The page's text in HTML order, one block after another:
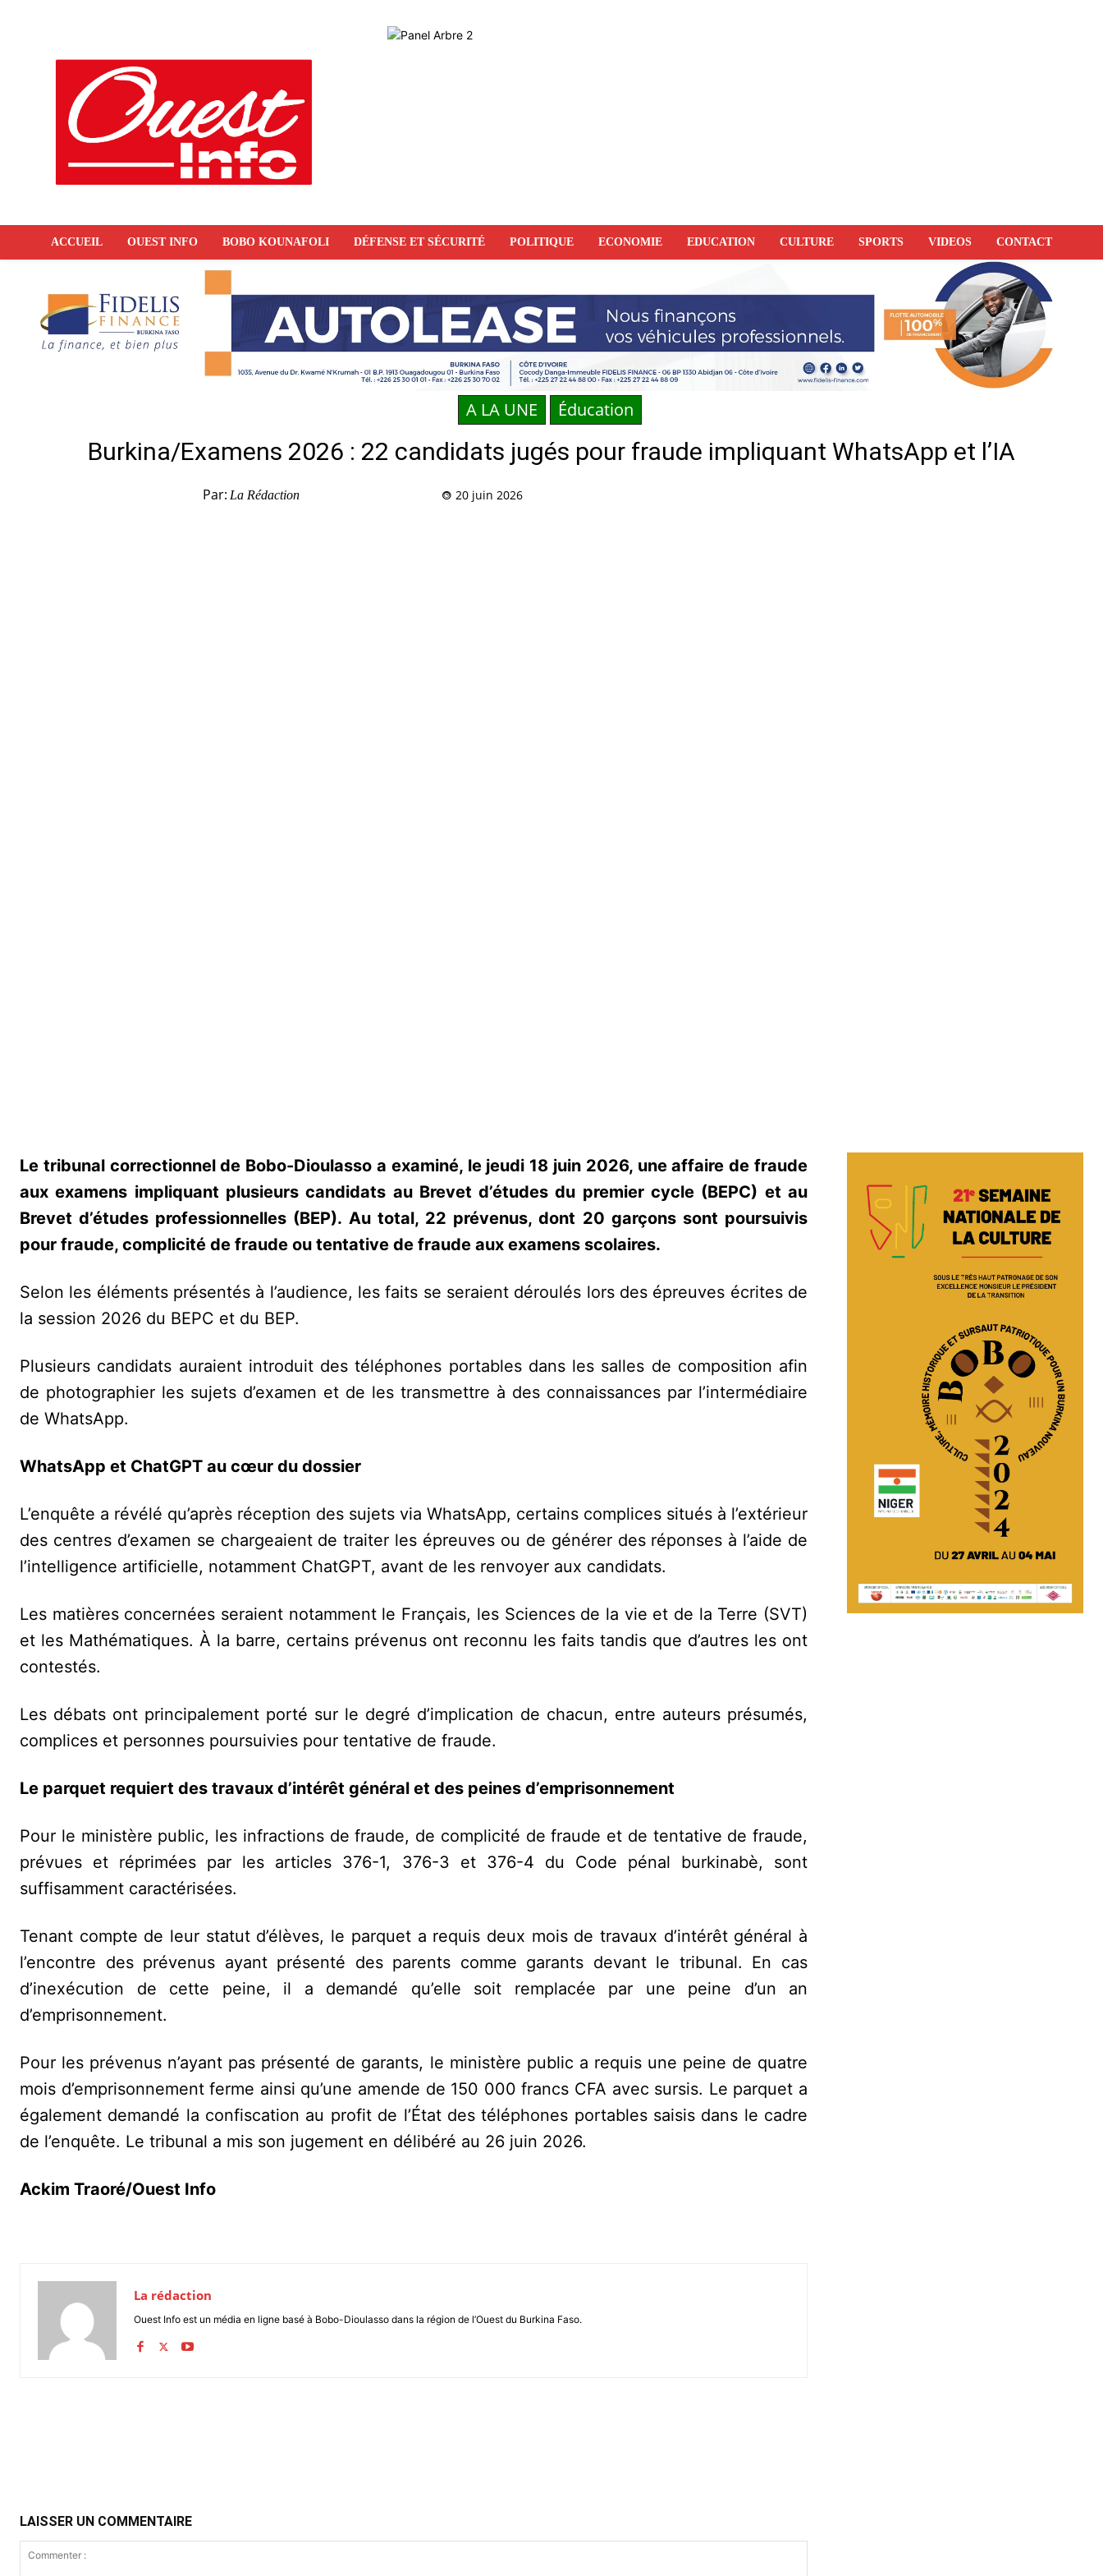
ACCUEIL OUEST INFO BOBO KOUNAFOLI DÉFENSE ET SÉCURITÉ POLITIQUE ECONOMIE EDUCATION CULTURE SPORTS VIDEOS CONTACT
A LA UNE Éducation
Burkina/Examens 2026 : 22 candidats jugés pour fraude impliquant WhatsApp et l’IA
Par: La Rédaction 20 juin 2026
Le tribunal correctionnel de Bobo-Dioulasso a examiné, le jeudi 18 juin 2026, une affaire de fraude
aux examens impliquant plusieurs candidats au Brevet d’études du premier cycle (BEPC) et au
Brevet d’études professionnelles (BEP). Au total, 22 prévenus, dont 20 garçons sont poursuivis
pour fraude, complicité de fraude ou tentative de fraude aux examens scolaires.
Selon les éléments présentés à l’audience, les faits se seraient déroulés lors des épreuves écrites de
la session 2026 du BEPC et du BEP.
Plusieurs candidats auraient introduit des téléphones portables dans les salles de composition afin
de photographier les sujets d’examen et de les transmettre à des connaissances par l’intermédiaire
de WhatsApp.
WhatsApp et ChatGPT au cœur du dossier
L’enquête a révélé qu’après réception des sujets via WhatsApp, certains complices situés à l’extérieur
des centres d’examen se chargeaient de traiter les épreuves ou de générer des réponses à l’aide de
l’intelligence artificielle, notamment ChatGPT, avant de les renvoyer aux candidats.
Les matières concernées seraient notamment le Français, les Sciences de la vie et de la Terre (SVT)
et les Mathématiques. À la barre, certains prévenus ont reconnu les faits tandis que d’autres les ont
contestés.
Les débats ont principalement porté sur le degré d’implication de chacun, entre auteurs présumés,
complices et personnes poursuivies pour tentative de fraude.
Le parquet requiert des travaux d’intérêt général et des peines d’emprisonnement
Pour le ministère public, les infractions de fraude, de complicité de fraude et de tentative de fraude,
prévues et réprimées par les articles 376-1, 376-3 et 376-4 du Code pénal burkinabè, sont
suffisamment caractérisées.
Tenant compte de leur statut d’élèves, le parquet a requis deux mois de travaux d’intérêt général à
l’encontre des prévenus ayant présenté des parents comme garants devant le tribunal. En cas
d’inexécution de cette peine, il a demandé qu’elle soit remplacée par une peine d’un an
d’emprisonnement.
Pour les prévenus n’ayant pas présenté de garants, le ministère public a requis une peine de quatre
mois d’emprisonnement ferme ainsi qu’une amende de 150 000 francs CFA avec sursis. Le parquet a
également demandé la confiscation au profit de l’État des téléphones portables saisis dans le cadre
de l’enquête. Le tribunal a mis son jugement en délibéré au 26 juin 2026.
Ackim Traoré/Ouest Info
La rédaction
Ouest Info est un média en ligne basé à Bobo-Dioulasso dans la région de l’Ouest du Burkina Faso.
LAISSER UN COMMENTAIRE